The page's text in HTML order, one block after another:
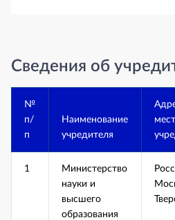
Сведения об
№
п/
п
Наименование
учредителя
1
Министерство
науки и
высшего
образования